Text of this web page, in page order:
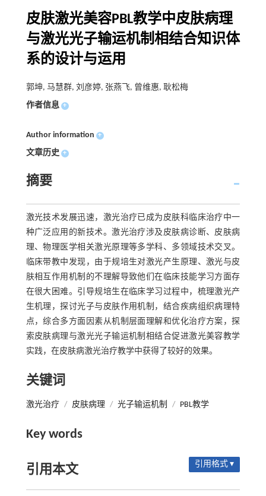
皮肤激光美容PBL教学中皮肤病理
与激光光子输运机制相结合知识体
系的设计与运用
郭坤, 马慧群, 刘彦婷, 张燕飞, 曾维惠, 耿松梅
作者信息 +
Author information +
文章历史 +
摘要
激光技术发展迅速，激光治疗已成为皮肤科临床治疗中一
种广泛应用的新技术。激光治疗涉及皮肤病诊断、皮肤病
理、物理医学相关激光原理等多学科、多领域技术交叉。
临床带教中发现，由于规培生对激光产生原理、激光与皮
肤相互作用机制的不理解导致他们在临床技能学习方面存
在很大困难。引导规培生在临床学习过程中，梳理激光产
生机理，探讨光子与皮肤作用机制，结合疾病组织病理特
点，综合多方面因素从机制层面理解和优化治疗方案，探
索皮肤病理与激光光子输运机制相结合促进激光美容教学
实践，在皮肤病激光治疗教学中获得了较好的效果。
关键词
激光治疗 / 皮肤病理 / 光子输运机制 / PBL教学
Key words
引用本文 引用格式 ▾